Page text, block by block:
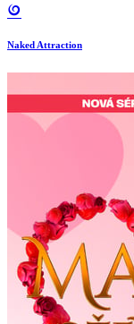
Naked Attraction